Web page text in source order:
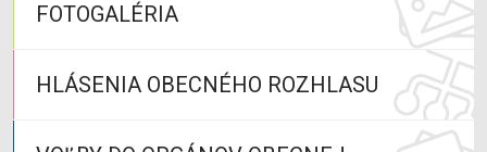
FOTOGALÉRIA
HLÁSENIA OBECNÉHO ROZHLASU